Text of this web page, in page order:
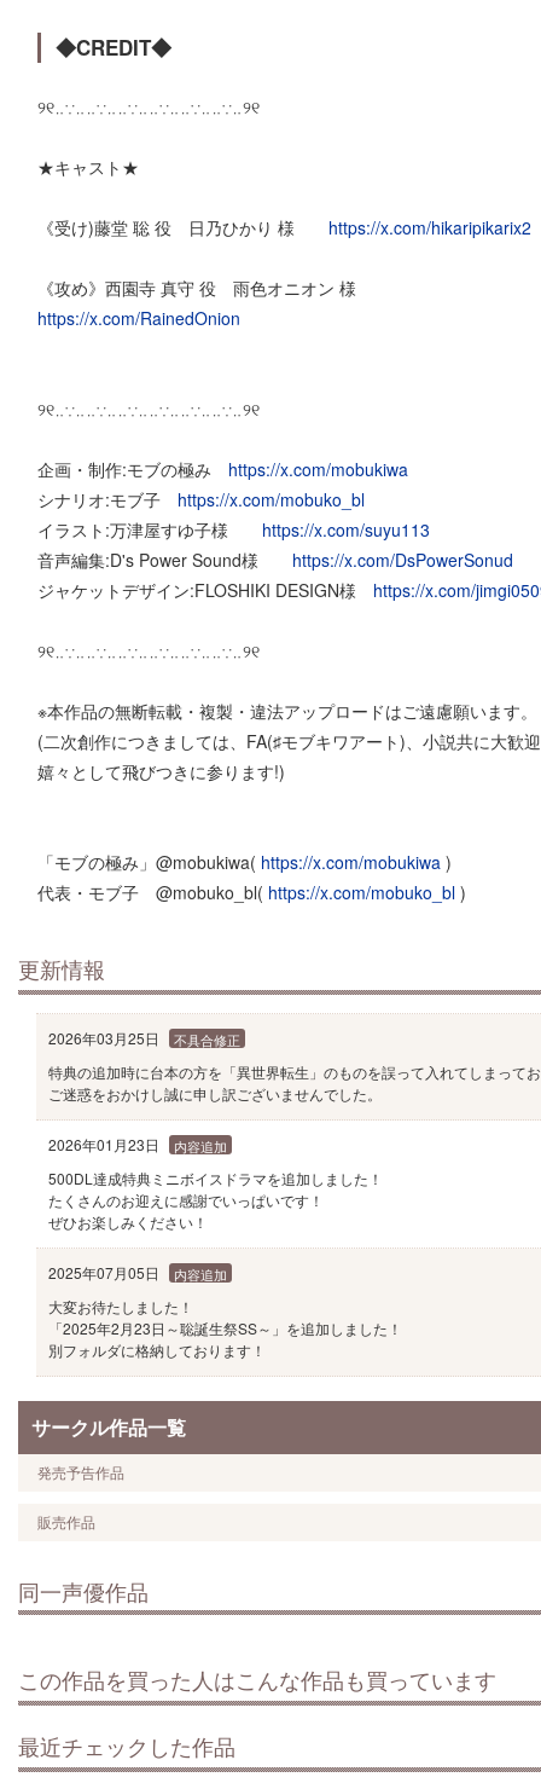
◆CREDIT◆
୨୧‥∵‥‥∵‥‥∵‥‥∵‥‥∵‥‥∵‥୨୧
★キャスト★
《受け)藤堂 聡 役 日乃ひかり 様 https://x.com/hikaripikarix2
《攻め》西園寺 真守 役 雨色オニオン 様
https://x.com/RainedOnion
୨୧‥∵‥‥∵‥‥∵‥‥∵‥‥∵‥‥∵‥୨୧
企画・制作:モブの極み https://x.com/mobukiwa
シナリオ:モブ子 https://x.com/mobuko_bl
イラスト:万津屋すゆ子様 https://x.com/suyu113
音声編集:D's Power Sound様 https://x.com/DsPowerSonud
ジャケットデザイン:FLOSHIKI DESIGN様 https://x.com/
୨୧‥∵‥‥∵‥‥∵‥‥∵‥‥∵‥‥∵‥୨୧
※本作品の無断転載・複製・違法アップロードはご遠慮願います。
(二次創作につきましては、FA(♯モブキワアート)、小説共に大歓
嬉々として飛びつきに参ります!)
「モブの極み」@mobukiwa( https://x.com/mobukiwa )
代表・モブ子 @mobuko_bl( https://x.com/mobuko_bl )
更新情報
2026年03月25日 不具合修正
特典の追加時に台本の方を「異世界転生」のものを誤って入れてしまって
ご迷惑をおかけし誠に申し訳ございませんでした。
2026年01月23日 内容追加
500DL達成特典ミニボイスドラマを追加しました！
たくさんのお迎えに感謝でいっぱいです！
ぜひお楽しみください！
2025年07月05日 内容追加
大変お待たしました！
「2025年2月23日～聡誕生祭SS～」を追加しました！
別フォルダに格納しております！
サークル作品一覧
発売予告作品
販売作品
同一声優作品
この作品を買った人はこんな作品も買っています
最近チェックした作品